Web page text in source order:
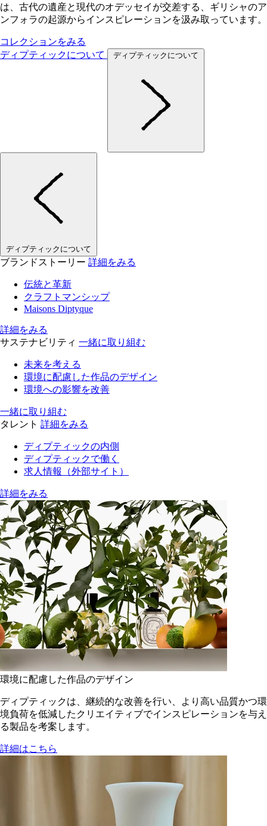
は、古代の遺産と現代のオデッセイが交差する、ギリシャのア
ンフォラの起源からインスピレーションを汲み取っています。
コレクションをみる
ディプティックについて
ディプティックについて
ディプティックについて
ブランドストーリー 詳細をみる
伝統と革新
クラフトマンシップ
Maisons Diptyque
詳細をみる
サステナビリティ 一緒に取り組む
未来を考える
環境に配慮した作品のデザイン
環境への影響を改善
一緒に取り組む
タレント 詳細をみる
ディプティックの内側
ディプティックで働く
求人情報（外部サイト）
詳細をみる
環境に配慮した作品のデザイン
ディプティックは、継続的な改善を行い、より高い品質かつ環
境負荷を低減した​クリエイティブでインスピレーションを与え
る製品を考案します。
詳細はこちら